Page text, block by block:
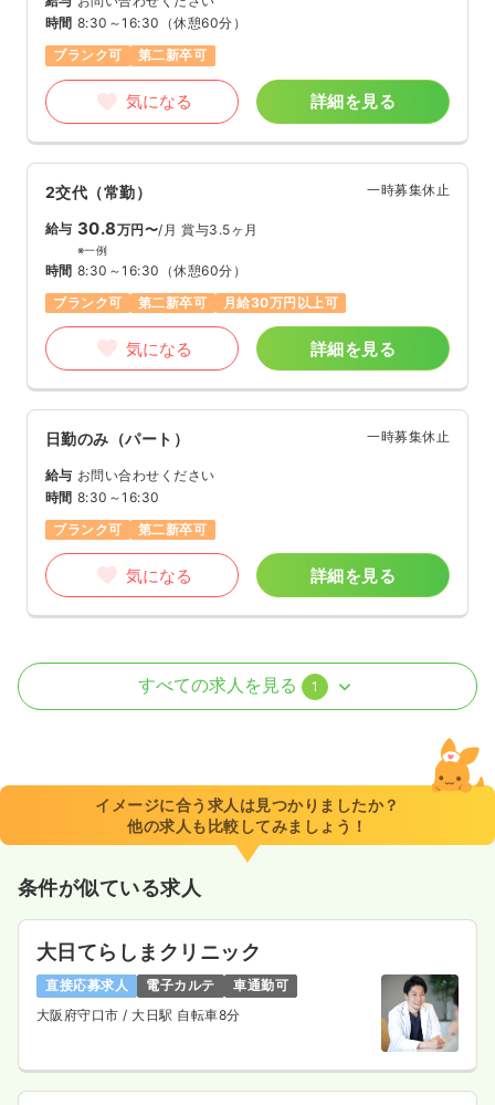
時間 8:30～16:30 （休憩60分）
ブランク可
第二新卒可
気になる 詳細を見る
2交代（常勤） 一時募集休止
給与 30.8万円〜/月 賞与3.5ヶ月
※一例
時間 8:30～16:30 （休憩60分）
ブランク可
第二新卒可 月給30万円以上可
気になる 詳細を見る
日勤のみ（パート） 一時募集休止
給与 お問い合わせください
時間 8:30～16:30
ブランク可
第二新卒可
気になる 詳細を見る
外来 正・准看護師
8:30～17:00
ブランク可
月給24万円以上可
気になる
すべての求人を見る 1
イメージに合う求人は見つかりましたか？
他の求人も比較してみましょう！
条件が似ている求人
大日てらしまクリニック
直接応募求人 電子カルテ
車通勤可
大阪府守口市 / 大日駅 自転車8分